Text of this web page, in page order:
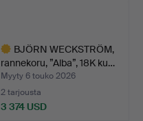
BJÖRN WECKSTRÖM,
rannekoru, ”Alba”, 18K ku…
Myyty 6 touko 2026
2 tarjousta
3 374 USD